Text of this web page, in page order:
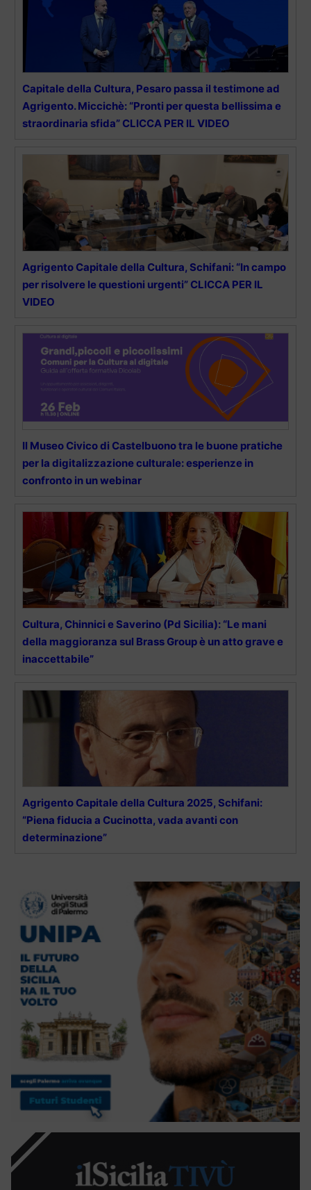
Capitale della Cultura, Pesaro passa il testimone ad
Agrigento. Miccichè: “Pronti per questa bellissima e
straordinaria sfida” CLICCA PER IL VIDEO
Agrigento Capitale della Cultura, Schifani: “In campo
per risolvere le questioni urgenti” CLICCA PER IL
VIDEO
Il Museo Civico di Castelbuono tra le buone pratiche
per la digitalizzazione culturale: esperienze in
confronto in un webinar
Cultura, Chinnici e Saverino (Pd Sicilia): “Le mani
della maggioranza sul Brass Group è un atto grave e
inaccettabile”
Agrigento Capitale della Cultura 2025, Schifani:
“Piena fiducia a Cucinotta, vada avanti con
determinazione”